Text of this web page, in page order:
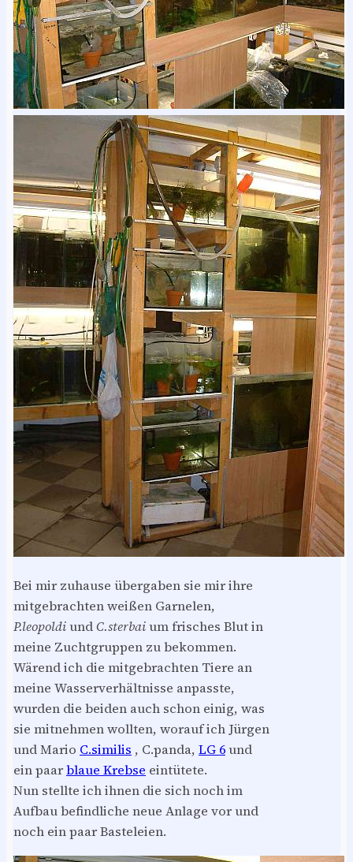
Bei mir zuhause übergaben sie mir ihre
mitgebrachten weißen Garnelen,
P.leopoldiundC.sterbaium frisches Blut in
meine Zuchtgruppen zu bekommen.
Wärend ich die mitgebrachten Tiere an
meine Wasserverhältnisse anpasste,
wurden die beiden auch schon einig, was
sie mitnehmen wollten, worauf ich Jürgen
und Mario C.similis , C.panda, LG 6und
ein paarblaue Krebse eintütete.
Nun stellte ich ihnen die sich noch im
Aufbau befindliche neue Anlage vor und
noch ein paar Basteleien.